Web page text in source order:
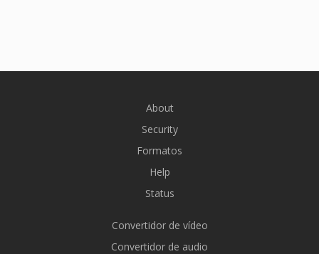
About
Security
Formatos
Help
Status
Convertidor de vídeo
Convertidor de audio